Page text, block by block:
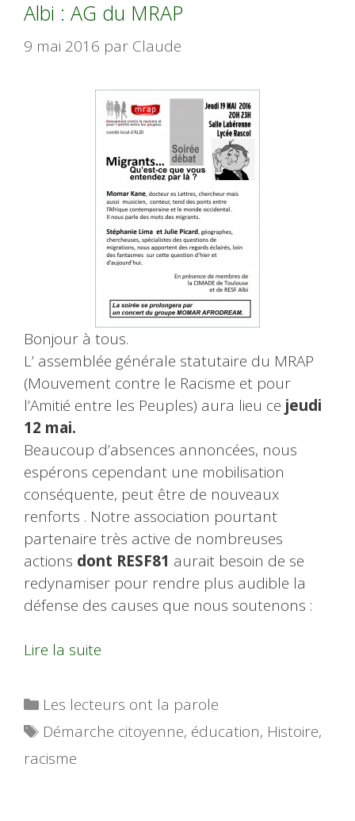
Albi : AG du MRAP
9 mai 2016 par Claude
Bonjour à tous.
L’ assemblée générale statutaire du MRAP
(Mouvement contre le Racisme et pour
l’Amitié entre les Peuples) aura lieu ce jeudi
12 mai.
Beaucoup d’absences annoncées, nous
espérons cependant une mobilisation
conséquente, peut être de nouveaux
renforts . Notre association pourtant
partenaire très active de nombreuses
actions dont RESF81 aurait besoin de se
redynamiser pour rendre plus audible la
défense des causes que nous soutenons :
Lire la suite
Catégories
Les lecteurs ont la parole
Étiquettes
Démarche citoyenne, éducation, Histoire,
racisme